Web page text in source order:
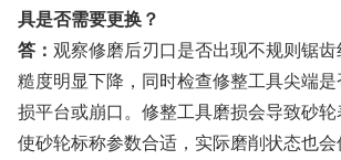
具是否需要更换？
答： 观察修磨后刃口是否出现不规则锯
糙度明显下降，同时检查修整工具尖端
损平台或崩口。修整工具磨损会导致砂
使砂轮标称参数合适，实际磨削状态也会